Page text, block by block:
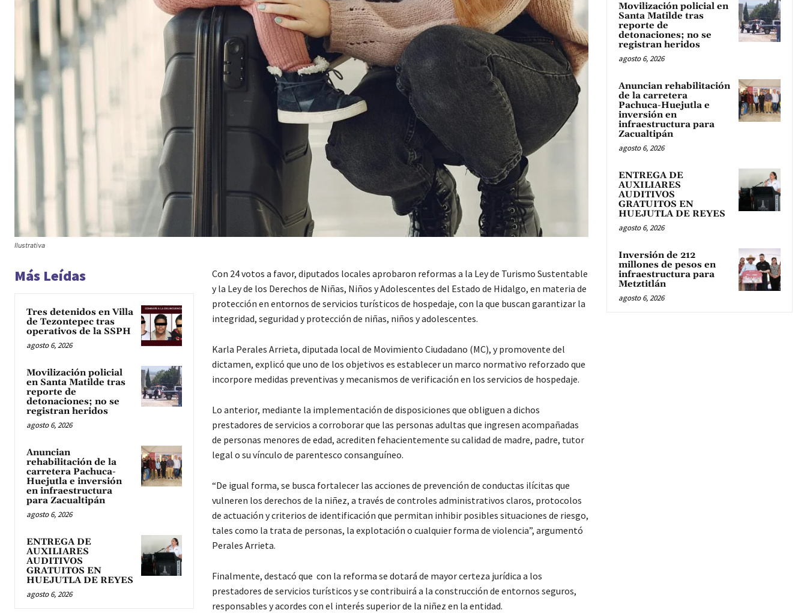
Ilustrativa
Más Leídas
Tres detenidos en Villa
de Tezontepec tras
operativos de la SSPH
agosto 6, 2026
Movilización policial
en Santa Matilde tras
reporte de
detonaciones; no se
registran heridos
agosto 6, 2026
Anuncian
rehabilitación de la
carretera Pachuca-
Huejutla e inversión
en infraestructura
para Zacualtipán
agosto 6, 2026
ENTREGA DE
AUXILIARES
AUDITIVOS
GRATUITOS EN
HUEJUTLA DE REYES
agosto 6, 2026
Con 24 votos a favor, diputados locales aprobaron reformas a la Ley de Turismo Sustentable
y la Ley de los Derechos de Niñas, Niños y Adolescentes del Estado de Hidalgo, en materia de
protección en entornos de servicios turísticos de hospedaje, con la que buscan garantizar la
integridad, seguridad y protección de niñas, niños y adolescentes.
Karla Perales Arrieta, diputada local de Movimiento Ciudadano (MC), y promovente del
dictamen, explicó que uno de los objetivos es establecer un marco normativo reforzado que
incorpore medidas preventivas y mecanismos de verificación en los servicios de hospedaje.
Lo anterior, mediante la implementación de disposiciones que obliguen a dichos
prestadores de servicios a corroborar que las personas adultas que ingresen acompañadas
de personas menores de edad, acrediten fehacientemente su calidad de madre, padre, tutor
legal o su vínculo de parentesco consanguíneo.
“De igual forma, se busca fortalecer las acciones de prevención de conductas ilícitas que
vulneren los derechos de la niñez, a través de controles administrativos claros, protocolos
de actuación y criterios de identificación que permitan inhibir posibles situaciones de riesgo,
tales como la trata de personas, la explotación o cualquier forma de violencia”, argumentó
Perales Arrieta.
Finalmente, destacó que con la reforma se dotará de mayor certeza jurídica a los
prestadores de servicios turísticos y se contribuirá a la construcción de entornos seguros,
responsables y acordes con el interés superior de la niñez en la entidad.
Movilización policial en
Santa Matilde tras
reporte de
detonaciones; no se
registran heridos
agosto 6, 2026
Anuncian rehabilitación
de la carretera
Pachuca-Huejutla e
inversión en
infraestructura para
Zacualtipán
agosto 6, 2026
ENTREGA DE
AUXILIARES
AUDITIVOS
GRATUITOS EN
HUEJUTLA DE REYES
agosto 6, 2026
Inversión de 212
millones de pesos en
infraestructura para
Metztitlán
agosto 6, 2026